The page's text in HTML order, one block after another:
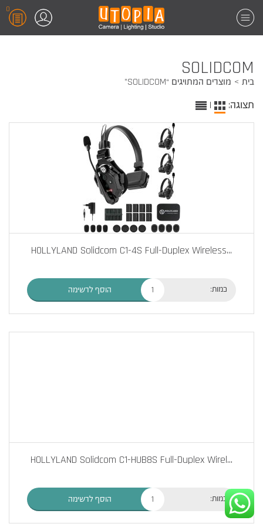
0
SOLIDCOM
בית מוצרים המתויגים “SOLIDCOM”
תצוגה: |
HOLLYLAND Solidcom C1-4S Full-Duplex Wireless...
כמות: הוסף לרשימה
HOLLYLAND Solidcom C1-HUB8S Full-Duplex Wirel...
כמות: הוסף לרשימה